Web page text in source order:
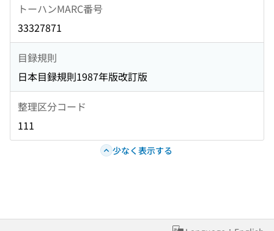
トーハンMARC番号
33327871
目録規則
日本目録規則1987年版改訂版
整理区分コード
111
少なく表示する